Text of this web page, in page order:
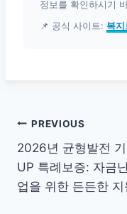
정보를 확인하시기
📌 공식 사이트: 복
글
탐
색
PREVIOUS
2026년 균형발전 기
UP 특례보증: 자금
업을 위한 든든한 지